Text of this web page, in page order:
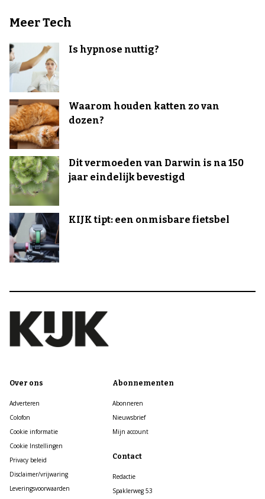
Meer Tech
Is hypnose nuttig?
Waarom houden katten zo van
dozen?
Dit vermoeden van Darwin is na 150
jaar eindelijk bevestigd
KIJK tipt: een onmisbare fietsbel
Over ons
Adverteren
Colofon
Cookie informatie
Cookie Instellingen
Privacy beleid
Disclaimer/vrijwaring
Leveringsvoorwaarden
Abonnementen
Abonneren
Nieuwsbrief
Mijn account
Contact
Redactie
Spaklerweg 53